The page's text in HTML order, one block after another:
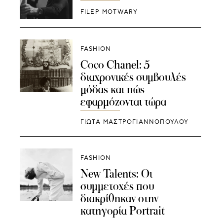
FILEP MOTWARY
FASHION
Coco Chanel: 5
διαχρονικές συμβουλές
μόδας και πώς
εφαρμόζονται τώρα
ΓΙΩΤΑ ΜΑΣΤΡΟΓΙΑΝΝΟΠΟΥΛΟΥ
FASHION
New Talents: Οι
συμμετοχές που
διακρίθηκαν στην
κατηγορία Portrait